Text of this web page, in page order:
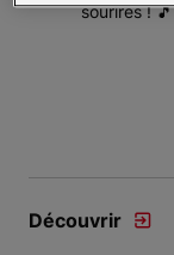
sourires ! 🎵
Découvrir